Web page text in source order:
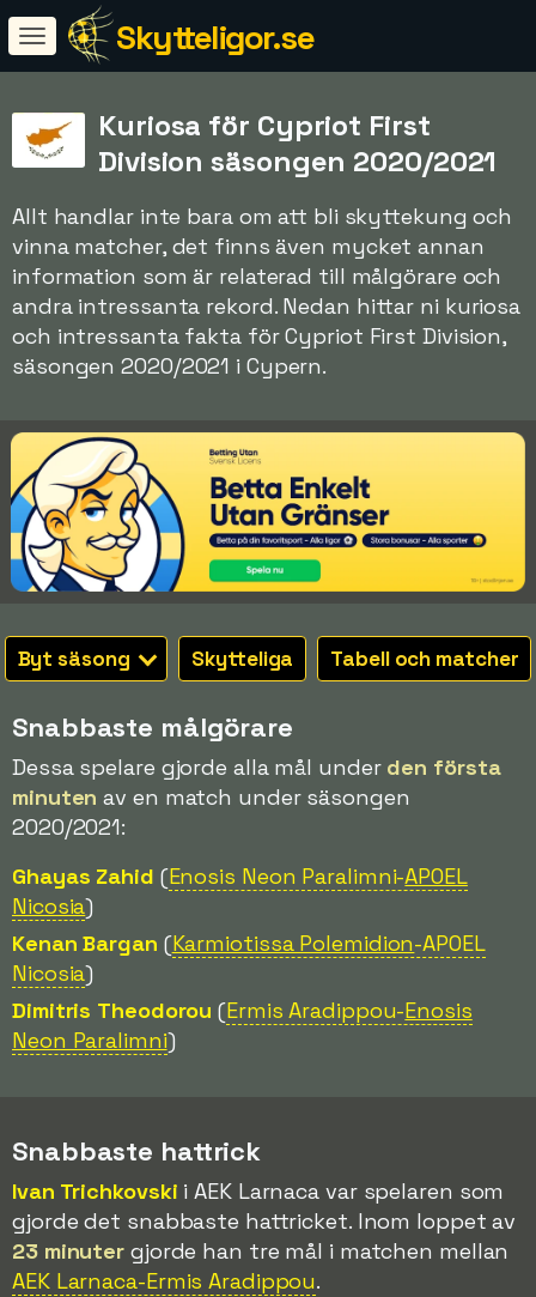
Skytteligor.se
Kuriosa för Cypriot First
Division säsongen 2020/2021
Allt handlar inte bara om att bli skyttekung och
vinna matcher, det finns även mycket annan
information som är relaterad till målgörare och
andra intressanta rekord. Nedan hittar ni kuriosa
och intressanta fakta för Cypriot First Division,
säsongen 2020/2021 i Cypern.
Byt säsong Skytteliga Tabell och matcher
Snabbaste målgörare
Dessa spelare gjorde alla mål under den första
minuten av en match under säsongen
2020/2021:
Ghayas Zahid (Enosis Neon Paralimni-APOEL
Nicosia)
Kenan Bargan (Karmiotissa Polemidion-APOEL
Nicosia)
Dimitris Theodorou (Ermis Aradippou-Enosis
Neon Paralimni)
Snabbaste hattrick
Ivan Trichkovski i AEK Larnaca var spelaren som
gjorde det snabbaste hattricket. Inom loppet av
23 minuter gjorde han tre mål i matchen mellan
AEK Larnaca-Ermis Aradippou.